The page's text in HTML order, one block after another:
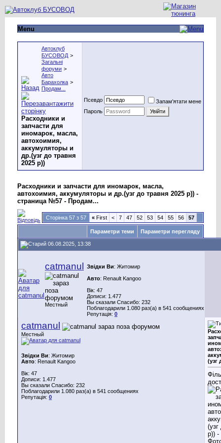
Menu
Автоклуб
БУСОВОД >
Загальні
форуми >
Авто
Барахолка >
Продам...
Расходники и
запчасти для
иномарок, масла,
автохоимия,
аккумуляторы и
др.(узг до травня
2025 р))
Псевдо
Запам'ятати мене
Пароль
Расходники и запчасти для иномарок, масла,
автохоимия, аккумуляторы и др.(узг до травня 2025 р)) -
страница №57 - Продам...
Сторінка 57 з 57 « First < 7 47 52 53 54 55 56 57
Параметри теми Параметри перегляду
06.08.2025, 13:38
catmanul
Местный
Звідки Ви: Житомир
Авто: Renault Kangoo
Вік: 47
Дописи: 1.477
Вы сказали Спасибо: 232
Поблагодарили 1.080 раз(а) в 541 сообщениях
Репутація: 0
catmanul
Местный
Звідки Ви: Житомир
Авто: Renault Kangoo
Вік: 47
Дописи: 1.477
Вы сказали Спасибо: 232
Поблагодарили 1.080 раз(а) в 541 сообщениях
Репутація: 0
(узг